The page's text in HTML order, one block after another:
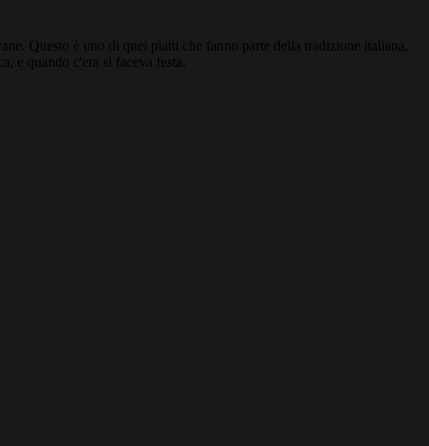
Questo è uno di quei piatti che fanno parte della tradizione italiana,
e quando c'era si faceva festa.